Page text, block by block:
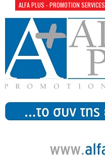
ALFA PLUS - PROMOTION SERVICES